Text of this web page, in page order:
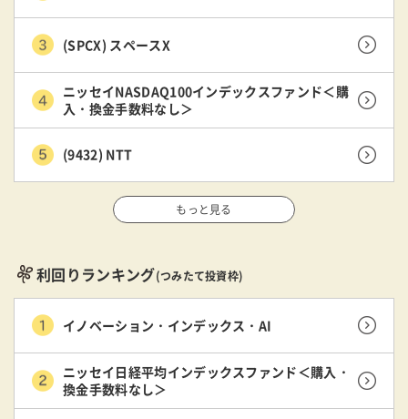
(SPCX) スペースX
ニッセイNASDAQ100インデックスファンド＜購
入・換金手数料なし＞
(9432) NTT
もっと見る
利回りランキング(つみたて投資枠)
イノベーション・インデックス・AI
ニッセイ日経平均インデックスファンド＜購入・
換金手数料なし＞